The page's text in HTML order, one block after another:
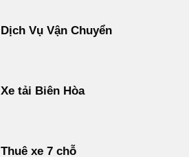
Dịch Vụ Vận Chuyển
Xe tải Biên Hòa
Thuê xe 7 chỗ